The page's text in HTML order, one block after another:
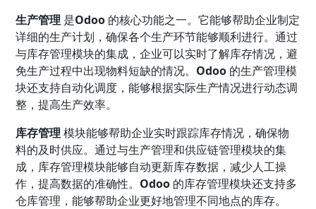
生产管理 是Odoo 的核心功能之一。它能够帮助企业制定
详细的生产计划，确保各个生产环节能够顺利进行。通过
与库存管理模块的集成，企业可以实时了解库存情况，避
免生产过程中出现物料短缺的情况。 Odoo 的生产管理模
块还支持自动化调度，能够根据实际生产情况进行动态调
整，提高生产效率。
库存管理 模块能够帮助企业实时跟踪库存情况，确保物
料的及时供应。通过与生产管理和供应链管理模块的集
成，库存管理模块能够自动更新库存数据，减少人工操
作，提高数据的准确性。 Odoo 的库存管理模块还支持多
仓库管理，能够帮助企业更好地管理不同地点的库存。